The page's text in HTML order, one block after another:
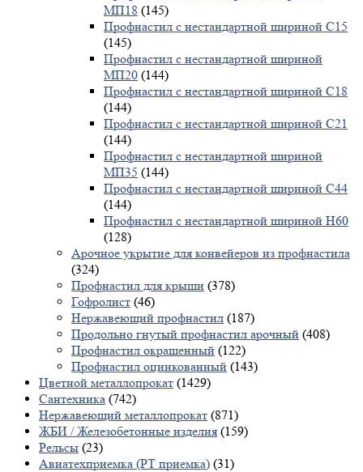
МП18 (145)
Профнастил с нестандартной шириной С15
(145)
Профнастил с нестандартной шириной
МП20 (144)
Профнастил с нестандартной шириной С18
(144)
Профнастил с нестандартной шириной С21
(144)
Профнастил с нестандартной шириной
МП35 (144)
Профнастил с нестандартной шириной С44
(144)
Профнастил с нестандартной шириной Н60
(128)
Арочное укрытие для конвейеров из профнастила
(324)
Профнастил для крыши (378)
Гофролист (46)
Нержавеющий профнастил (187)
Продольно гнутый профнастил арочный (408)
Профнастил окрашенный (122)
Профнастил оцинкованный (143)
Цветной металлопрокат (1429)
Сантехника (742)
Нержавеющий металлопрокат (871)
ЖБИ / Железобетонные изделия (159)
Рельсы (23)
Авиатехприемка (РТ приемка) (31)